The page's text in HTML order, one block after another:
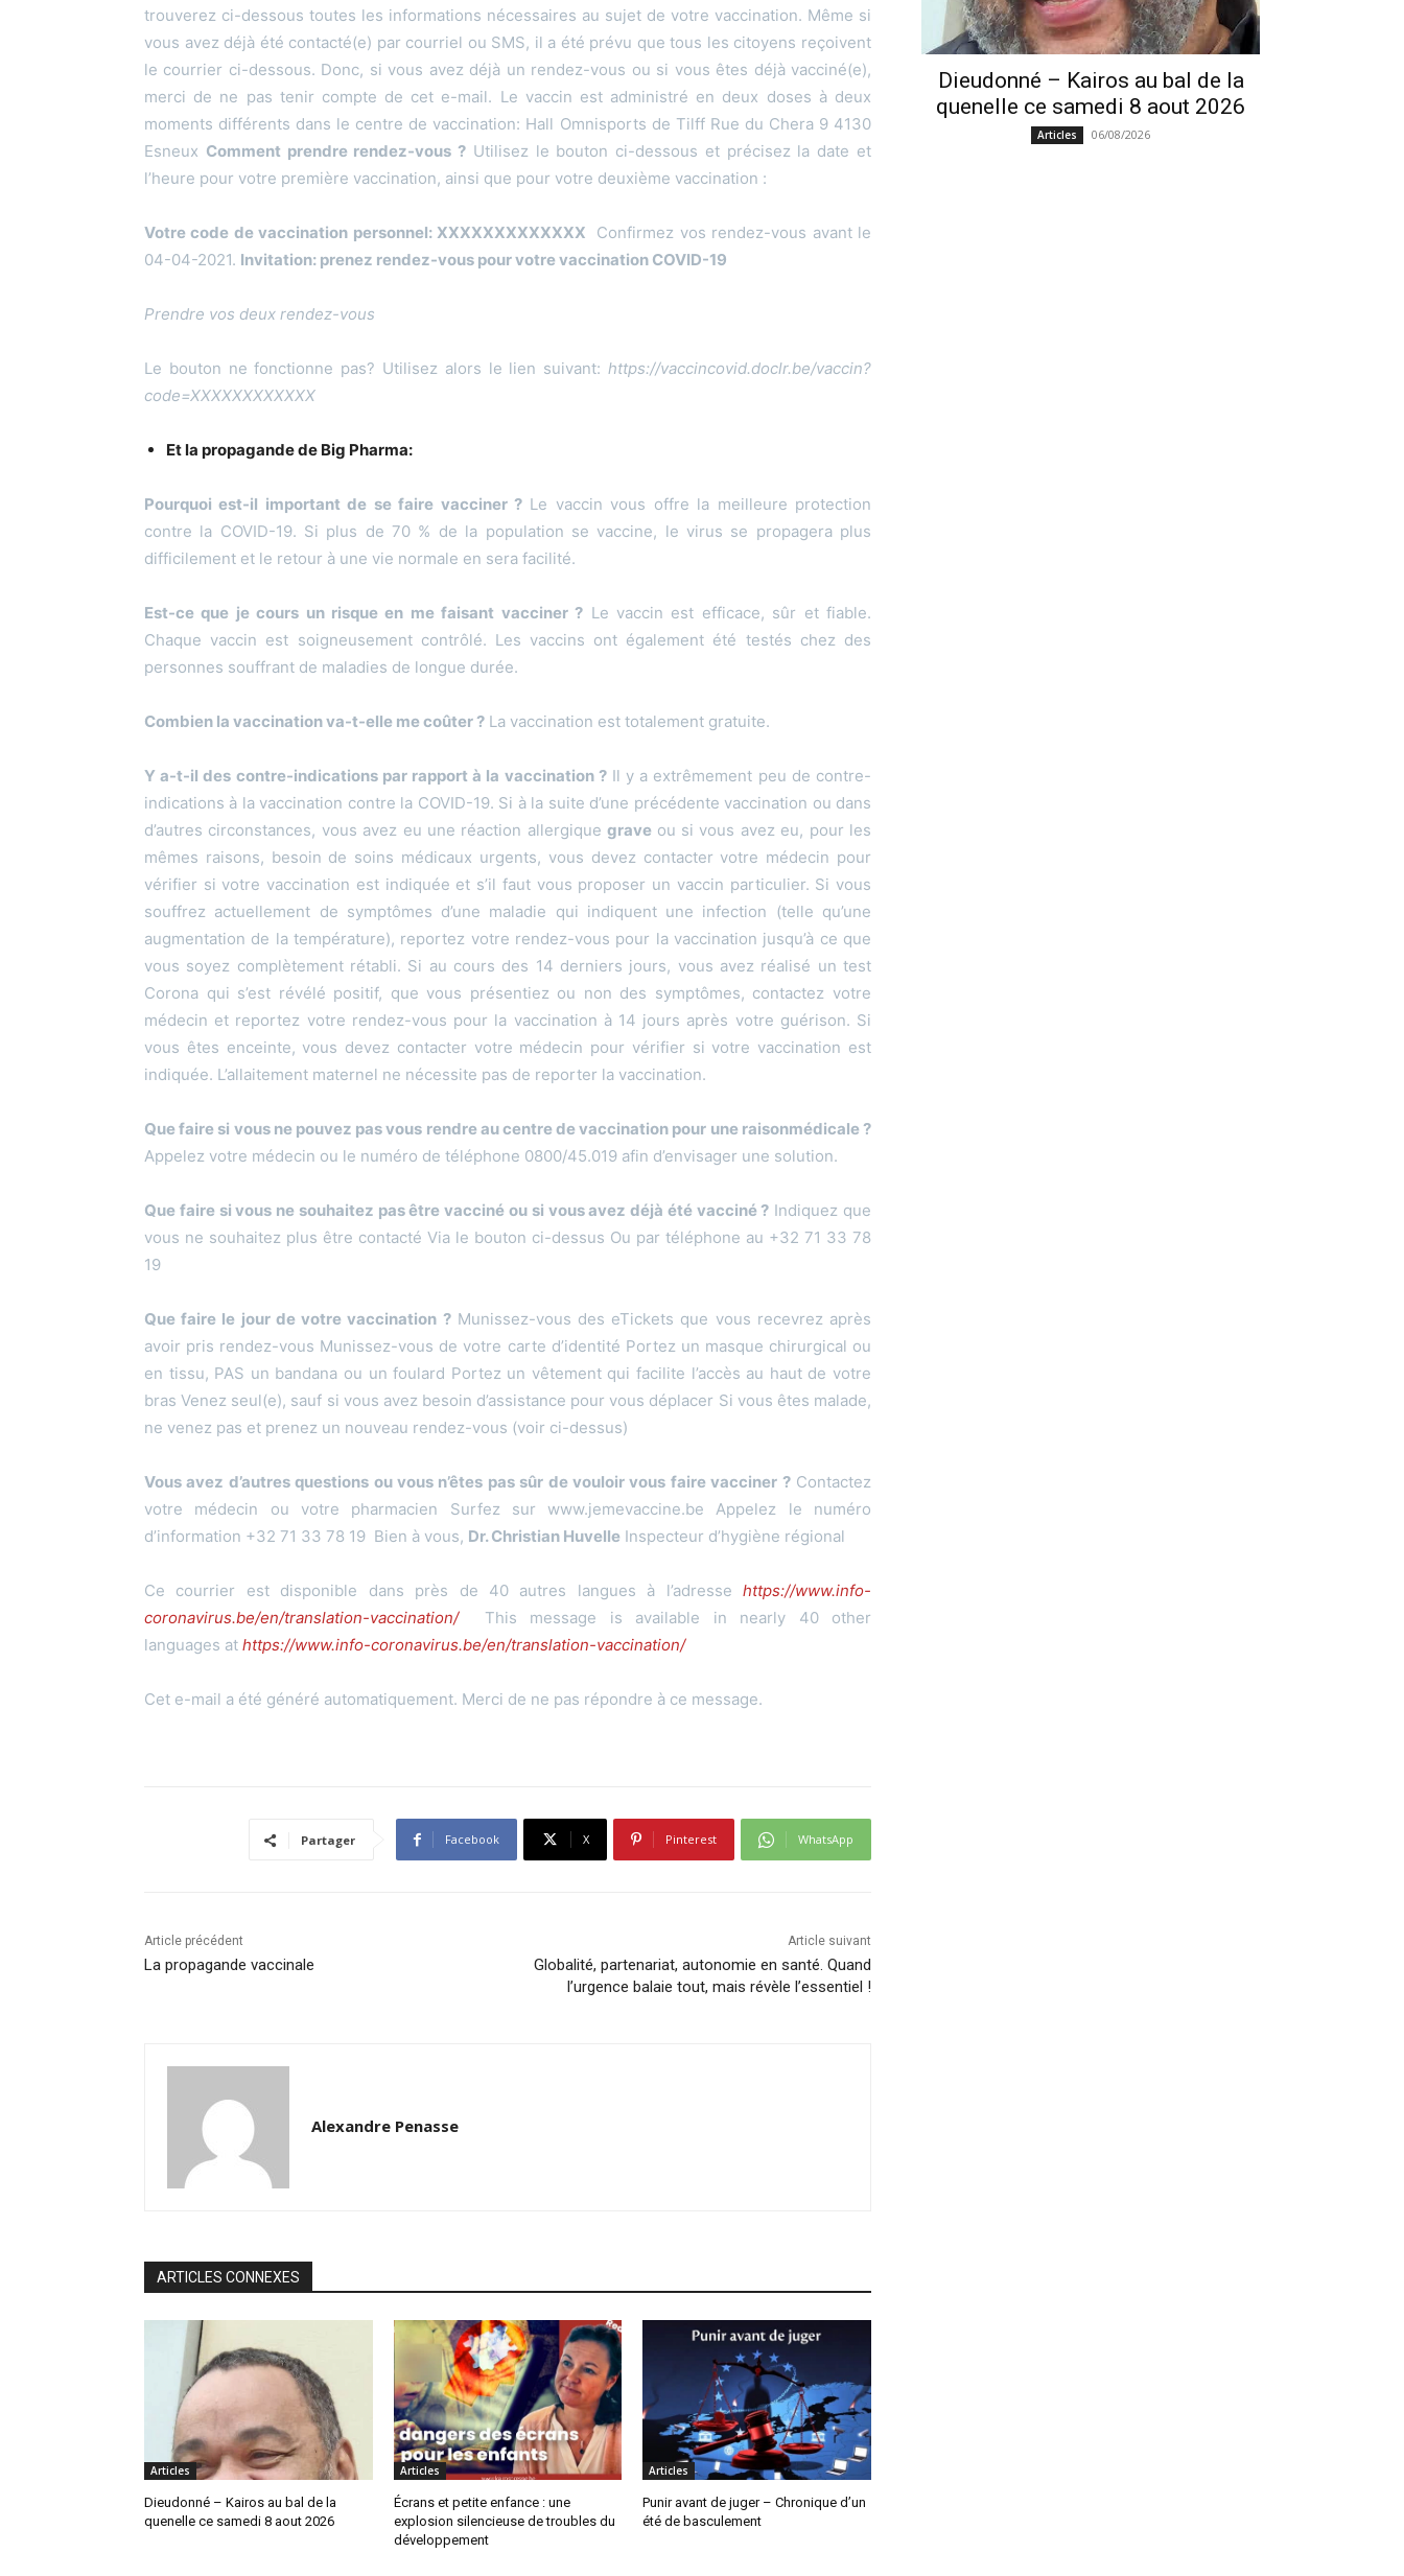
trouverez ci-dessous toutes les informations nécessaires au sujet de votre vaccination. Même si
vous avez déjà été contacté(e) par courriel ou SMS, il a été prévu que tous les citoyens reçoivent
le courrier ci-dessous. Donc, si vous avez déjà un rendez-vous ou si vous êtes déjà vacciné(e),
merci de ne pas tenir compte de cet e-mail. Le vaccin est administré en deux doses à deux
moments différents dans le centre de vaccination: Hall Omnisports de Tilff Rue du Chera 9 4130
Esneux Comment prendre rendez-vous ? Utilisez le bouton ci-dessous et précisez la date et
l’heure pour votre première vaccination, ainsi que pour votre deuxième vaccination :
Votre code de vaccination personnel: XXXXXXXXXXXXX
Confirmez vos rendez-vous avant le
04-04-2021. Invitation: prenez rendez-vous pour votre vaccination COVID-19
Prendre vos deux rendez-vous
Le bouton ne fonctionne pas? Utilisez alors le lien suivant: https://vaccincovid.doclr.be/vaccin?
code=XXXXXXXXXXXX
Et la propagande de Big Pharma:
Pourquoi est-il important de se faire vacciner ? Le vaccin vous offre la meilleure protection
contre la COVID-19. Si plus de 70 % de la population se vaccine, le virus se propagera plus
difficilement et le retour à une vie normale en sera facilité.
Est-ce que je cours un risque en me faisant vacciner ? Le vaccin est efficace, sûr et fiable.
Chaque vaccin est soigneusement contrôlé. Les vaccins ont également été testés chez des
personnes souffrant de maladies de longue durée.
Combien la vaccination va-t-elle me coûter ? La vaccination est totalement gratuite.
Y a-t-il des contre-indications par rapport à la vaccination ?Il y a extrêmement peu de contre-
indications à la vaccination contre la COVID-19. Si à la suite d’une précédente vaccination ou dans
d’autres circonstances, vous avez eu une réaction allergiquegrave ou si vous avez eu, pour les
mêmes raisons, besoin de soins médicaux urgents, vous devez contacter votre médecin pour
vérifier si votre vaccination est indiquée et s’il faut vous proposer un vaccin particulier. Si vous
souffrez actuellement de symptômes d’une maladie qui indiquent une infection (telle qu’une
augmentation de la température), reportez votre rendez-vous pour la vaccination jusqu’à ce que
vous soyez complètement rétabli. Si au cours des 14 derniers jours, vous avez réalisé un test
Corona qui s’est révélé positif, que vous présentiez ou non des symptômes, contactez votre
médecin et reportez votre rendez-vous pour la vaccination à 14 jours après votre guérison. Si
vous êtes enceinte, vous devez contacter votre médecin pour vérifier si votre vaccination est
indiquée. L’allaitement maternel ne nécessite pas de reporter la vaccination.
Que faire si vous ne pouvez pas vous rendre au centre de vaccination pour une raisonmédicale ?
Appelez votre médecin ou le numéro de téléphone 0800/45.019 afin d’envisager une solution.
Que faire si vous ne souhaitez pas être vacciné ou si vous avez déjà été vacciné ? Indiquez que
vous ne souhaitez plus être contacté Via le bouton ci-dessus Ou par téléphone au +32 71 33 78
19
Que faire le jour de votre vaccination ?Munissez-vous des eTickets que vous recevrez après
avoir pris rendez-vous Munissez-vous de votre carte d’identité Portez un masque chirurgical ou
en tissu, PAS un bandana ou un foulard Portez un vêtement qui facilite l’accès au haut de votre
bras Venez seul(e), sauf si vous avez besoin d’assistance pour vous déplacer Si vous êtes malade,
ne venez pas et prenez un nouveau rendez-vous (voir ci-dessus)
Vous avez d’autres questions ou vous n’êtes pas sûr de vouloir vous faire vacciner ?Contactez
votre médecin ou votre pharmacien Surfez sur www.jemevaccine.be Appelez le numéro
d’information +32 71 33 78 19 Bien à vous, Dr. Christian Huvelle Inspecteur d’hygiène régional
Ce courrier est disponible dans près de 40 autres langues à l’adresse https://www.info-
coronavirus.be/en/translation-vaccination/This message is available in nearly 40 other
languages at https://www.info-coronavirus.be/en/translation-vaccination/
Cet e-mail a été généré automatiquement. Merci de ne pas répondre à ce message.
Partager Facebook X Pinterest WhatsApp
Article précédent
La propagande vaccinale
Article suivant
Globalité, partenariat, autonomie en santé. Quand
l’urgence balaie tout, mais révèle l’essentiel !
Alexandre Penasse
ARTICLES CONNEXES
Articles
Dieudonné – Kairos au bal de la
quenelle ce samedi 8 aout 2026
Articles
Écrans et petite enfance : une
explosion silencieuse de troubles du
développement
Articles
Punir avant de juger – Chronique d’un
été de basculement
Dieudonné – Kairos au bal de la
quenelle ce samedi 8 aout 2026
Articles 06/08/2026